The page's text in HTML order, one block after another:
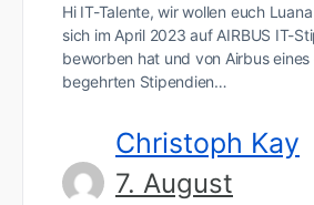
Hi IT-Talente, wir wollen euch
sich im April 2023 auf AIRBUS IT-
beworben hat und von Airbus
begehrten Stipendien…
Christoph Kay
7. August